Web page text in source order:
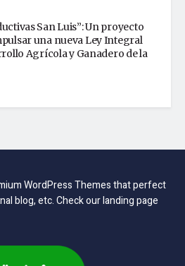
San Luis”: Un proyecto
una nueva Ley Integral
Agrícola y Ganadero de la
WordPress Themes that perfect
blog, etc. Check our landing page